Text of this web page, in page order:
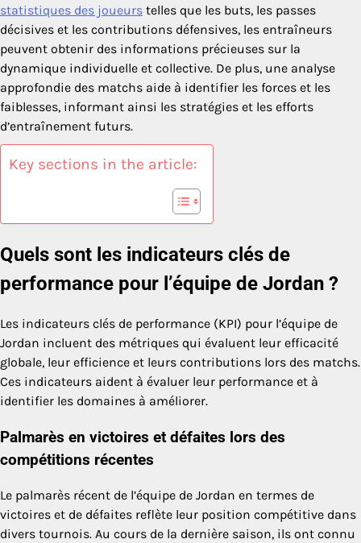
statistiques des joueurs telles que les buts, les passes
décisives et les contributions défensives, les entraîneurs
peuvent obtenir des informations précieuses sur la
dynamique individuelle et collective. De plus, une analyse
approfondie des matchs aide à identifier les forces et les
faiblesses, informant ainsi les stratégies et les efforts
d’entraînement futurs.
Key sections in the article:
Quels sont les indicateurs clés de
performance pour l’équipe de Jordan ?
Les indicateurs clés de performance (KPI) pour l’équipe de
Jordan incluent des métriques qui évaluent leur efficacité
globale, leur efficience et leurs contributions lors des matchs.
Ces indicateurs aident à évaluer leur performance et à
identifier les domaines à améliorer.
Palmarès en victoires et défaites lors des
compétitions récentes
Le palmarès récent de l’équipe de Jordan en termes de
victoires et de défaites reflète leur position compétitive dans
divers tournois. Au cours de la dernière saison, ils ont connu